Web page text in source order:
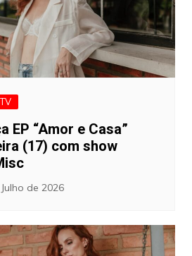
EP “Amor e Casa”
(17) com show
de 2026